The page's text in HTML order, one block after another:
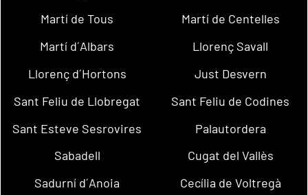
Martí de Tous
Martí de Centelles
Martí d´Albars
Llorenç Savall
Llorenç d´Hortons
Just Desvern
Sant Feliu de Llobregat
Sant Feliu de Codines
Sant Esteve Sesrovires
Palautordera
Sabadell
Cugat del Vallès
Sadurní d´Anoia
Cecília de Voltregà